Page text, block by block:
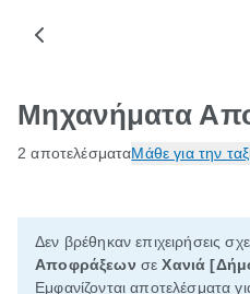
Μηχανήματα
2 αποτελέσματαΜάθε για την
Δεν βρέθηκαν επιχειρήσεις
Αποφράξεων σεΧανιά
Εμφανίζονται αποτελέσματα